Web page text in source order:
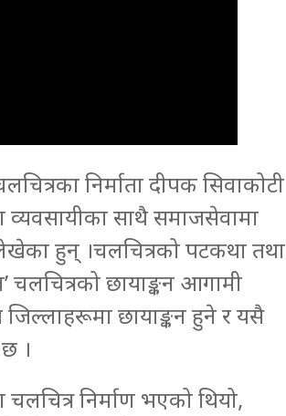
निर्माता दीपक सिवाकोटी
व्यवसायीका साथै समाजसेवामा
हुन् ।चलचित्रको पटकथा तथा
चलचित्रको छायाङ्कन आगामी
जिल्लाहरूमा छायाङ्कन हुने र यसै
।
निर्माण भएको थियो,